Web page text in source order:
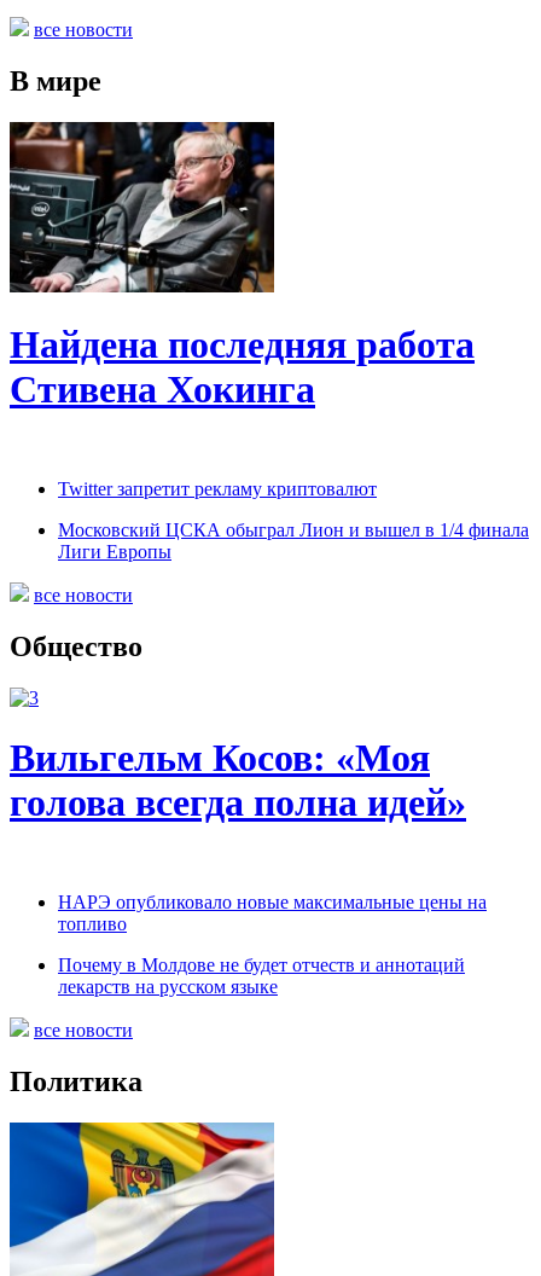
все новости
В мире
Найдена последняя работа
Стивена Хокинга
Twitter запретит рекламу криптовалют
Московский ЦСКА обыграл Лион и вышел в 1/4 финала
Лиги Европы
все новости
Общество
Вильгельм Косов: «Моя
голова всегда полна идей»
НАРЭ опубликовало новые максимальные цены на
топливо
Почему в Молдове не будет отчеств и аннотаций
лекарств на русском языке
все новости
Политика